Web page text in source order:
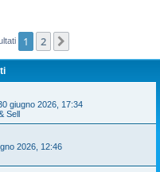
1 2
giugno 2026, 17:34
Sell
2026, 12:46